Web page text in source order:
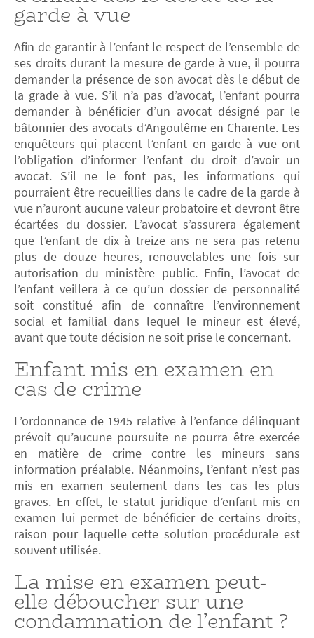
garde à vue
Afin de garantir à l’enfant le respect de l’ensemble de
ses droits durant la mesure de garde à vue, il pourra
demander la présence de son avocat dès le début de
la grade à vue. S’il n’a pas d’avocat, l’enfant pourra
demander à bénéficier d’un avocat désigné par le
bâtonnier des avocats d’Angoulême en Charente. Les
enquêteurs qui placent l’enfant en garde à vue ont
l’obligation d’informer l’enfant du droit d’avoir un
avocat. S’il ne le font pas, les informations qui
pourraient être recueillies dans le cadre de la garde à
vue n’auront aucune valeur probatoire et devront être
écartées du dossier. L’avocat s’assurera également
que l’enfant de dix à treize ans ne sera pas retenu
plus de douze heures, renouvelables une fois sur
autorisation du ministère public. Enfin, l’avocat de
l’enfant veillera à ce qu’un dossier de personnalité
soit constitué afin de connaître l’environnement
social et familial dans lequel le mineur est élevé,
avant que toute décision ne soit prise le concernant.
Enfant mis en examen en
cas de crime
L’ordonnance de 1945 relative à l’enfance délinquant
prévoit qu’aucune poursuite ne pourra être exercée
en matière de crime contre les mineurs sans
information préalable. Néanmoins, l’enfant n’est pas
mis en examen seulement dans les cas les plus
graves. En effet, le statut juridique d’enfant mis en
examen lui permet de bénéficier de certains droits,
raison pour laquelle cette solution procédurale est
souvent utilisée.
La mise en examen peut-
elle déboucher sur une
condamnation de l’enfant ?